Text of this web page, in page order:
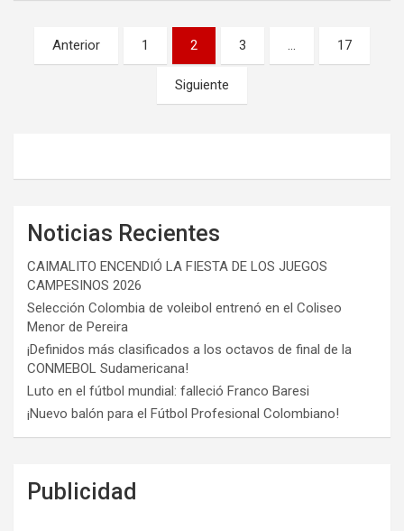
Paginación
de
Anterior 1 2 3 … 17
Siguiente
Noticias Recientes
CAIMALITO ENCENDIÓ LA FIESTA DE LOS JUEGOS
CAMPESINOS 2026
Selección Colombia de voleibol entrenó en el Coliseo
Menor de Pereira
¡Definidos más clasificados a los octavos de final de la
CONMEBOL Sudamericana!
Luto en el fútbol mundial: falleció Franco Baresi
¡Nuevo balón para el Fútbol Profesional Colombiano!
Publicidad